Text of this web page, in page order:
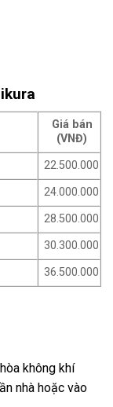
Giá bán
(VNĐ)
22.500.000
24.000.000
28.500.000
30.300.000
36.500.000
không khí
nhà hoặc vào